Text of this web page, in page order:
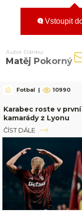
Vstoupit
Autor článku
Matěj Pokorný
Fotbal | 10990
Karabec roste v
kamarády z Lyonu
ČÍST DÁLE